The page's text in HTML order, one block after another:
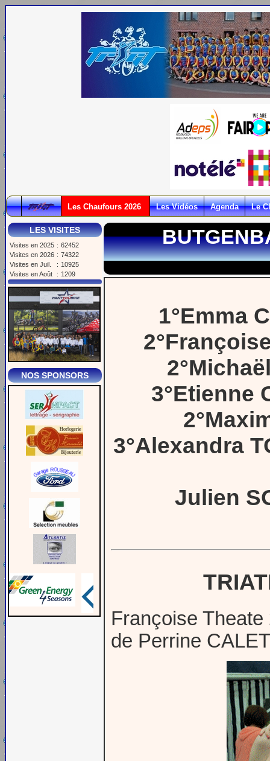
Les Chaufours 2026 Les Vidéos Agenda Le
LES VISITES
Visites en 2025 : 62452
Visites en 2026 : 74322
Visites en Juil.
: 10925
Visites en Août
: 1209
NOS SPONSORS
1°Emma
3°Etienne
3°Alexandra
Julien
Françoise
de Perrine